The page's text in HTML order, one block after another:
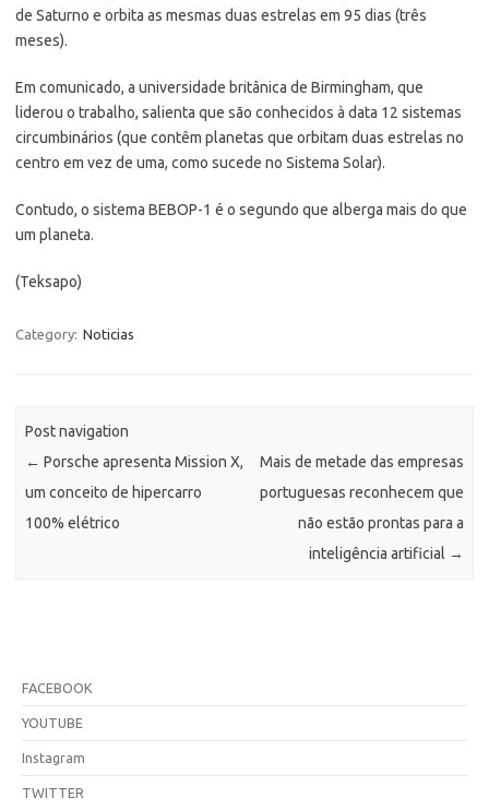
de Saturno e orbita as mesmas duas estrelas em 95 dias (três
meses).
Em comunicado, a universidade britânica de Birmingham, que
liderou o trabalho, salienta que são conhecidos à data 12 sistemas
circumbinários (que contêm planetas que orbitam duas estrelas no
centro em vez de uma, como sucede no Sistema Solar).
Contudo, o sistema BEBOP-1 é o segundo que alberga mais do que
um planeta.
(Teksapo)
Category: Noticias
Post navigation
← Porsche apresenta Mission X,
um conceito de hipercarro
100% elétrico
Mais de metade das empresas
portuguesas reconhecem que
não estão prontas para a
inteligência artificial →
FACEBOOK
YOUTUBE
Instagram
TWITTER